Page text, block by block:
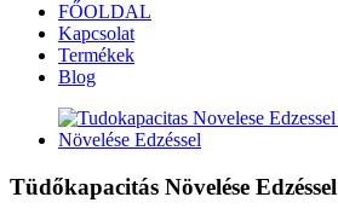
FŐOLDAL
Kapcsolat
Termékek
Blog
View
Larger
Tüdőkapacitás Növelése Edzéssel